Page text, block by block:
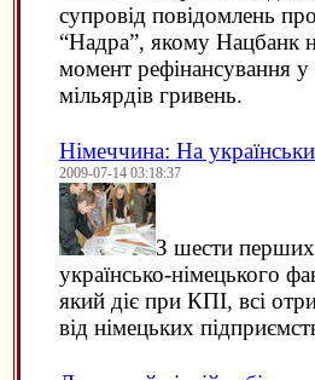
супровід повідомлень
“Надра”, якому Нацбанк
момент рефінансування у
мільярдів гривень.
Німеччина: На
2009-07-14 03:18:37
З шести перших
українсько-німецького
який діє при КПІ, всі
від німецьких